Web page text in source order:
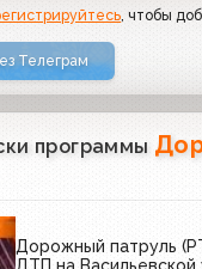
, чтобы
Телеграм
программы
Дорожный патруль